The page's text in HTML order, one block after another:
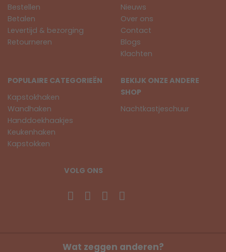
Bestellen
Betalen
Levertijd & bezorging
Retourneren
Nieuws
Over ons
Contact
Blogs
Klachten
POPULAIRE CATEGORIEËN
Kapstokhaken
Wandhaken
Handdoekhaakjes
Keukenhaken
Kapstokken
BEKIJK ONZE ANDERE
SHOP
Nachtkastjeschuur
VOLG ONS
Wat zeggen anderen?